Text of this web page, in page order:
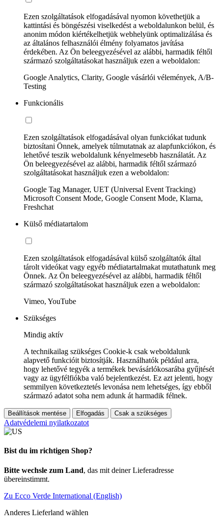
Ezen szolgáltatások elfogadásával nyomon követhetjük a
kattintási és böngészési viselkedést a weboldalunkon belül, és
anonim módon kiértékelhetjük webhelyünk optimalizálása és
az általános felhasználói élmény folyamatos javítása
érdekében. Az Ön beleegyezésével az alábbi, harmadik féltől
származó szolgáltatásokat használjuk ezen a weboldalon:
Google Analytics, Clarity, Google vásárlói vélemények, A/B-
Testing
Funkcionális
Ezen szolgáltatások elfogadásával olyan funkciókat tudunk
biztosítani Önnek, amelyek túlmutatnak az alapfunkciókon, és
lehetővé teszik weboldalunk kényelmesebb használatát. Az
Ön beleegyezésével az alábbi, harmadik féltől származó
szolgáltatásokat használjuk ezen a weboldalon:
Google Tag Manager, UET (Universal Event Tracking)
Microsoft Consent Mode, Google Consent Mode, Klarna,
Freshchat
Külső médiatartalom
Ezen szolgáltatások elfogadásával külső szolgáltatók által
tárolt videókat vagy egyéb médiatartalmakat mutathatunk meg
Önnek. Az Ön beleegyezésével az alábbi, harmadik féltől
származó szolgáltatásokat használjuk ezen a weboldalon:
Vimeo, YouTube
Szükséges
Mindig aktív
A technikailag szükséges Cookie-k csak weboldalunk
alapvető funkcióit biztosítják. Használhatók például arra,
hogy lehetővé tegyék a termékek bevásárlókosarába gyűjtését
vagy az ügyfélfiókba való bejelentkezést. Ez azt jelenti, hogy
semmilyen következtetés levonása nem lehetséges, így ebből
származó adatot soha nem adunk át harmadik félnek.
Beállítások mentése Elfogadás Csak a szükséges
Adatvédelemi nyilatkozatot
Bist du im richtigen Shop?
Bitte wechsle zum Land, das mit deiner Lieferadresse
übereinstimmt.
Zu Ecco Verde International (English)
Anderes Lieferland wählen